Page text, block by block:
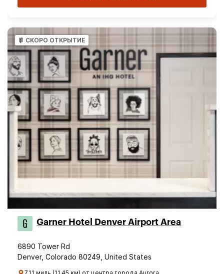
СКОРО ОТКРЫТИЕ
Garner Hotel Denver Airport Area
6890 Tower Rd
Denver, Colorado 80249, United States